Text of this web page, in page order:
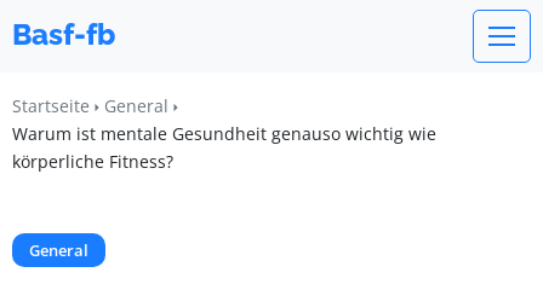
Basf-fb
Startseite
General
Warum ist mentale Gesundheit genauso wichtig wie
körperliche Fitness?
General